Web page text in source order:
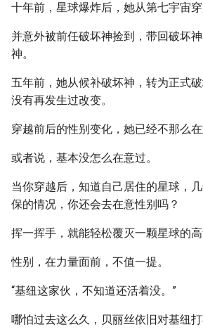
十年前，星球爆炸后，她从第七宇宙穿
并意外被前任破坏神捡到，带回破坏
神。
五年前，她从候补破坏神，转为正式
没有再发生过改变。
穿越前后的性别变化，她已经不那么在
或者说，基本没怎么在意过。
当你穿越后，知道自己居住的星球，
保的情况，你还会去在意性别吗？
挥一挥手，就能轻松覆灭一颗星球的高
性别，在力量面前，不值一提。
“基纽这家伙，不知道还活着没。”
哪怕过去这么久，贝丽丝依旧对基纽